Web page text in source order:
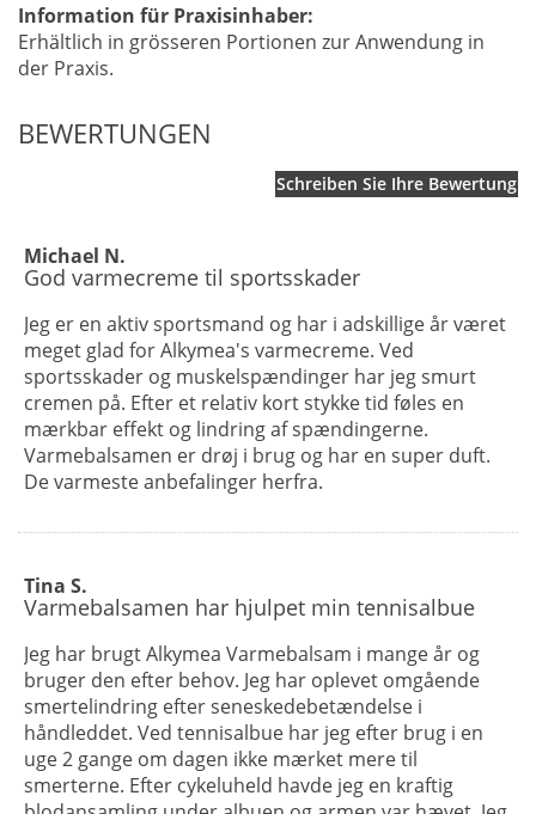
Information für Praxisinhaber:
Erhältlich in grösseren Portionen zur Anwendung in
der Praxis.
BEWERTUNGEN
Schreiben Sie Ihre Bewertung
Michael N.
God varmecreme til sportsskader
Jeg er en aktiv sportsmand og har i adskillige år været
meget glad for Alkymea's varmecreme. Ved
sportsskader og muskelspændinger har jeg smurt
cremen på. Efter et relativ kort stykke tid føles en
mærkbar effekt og lindring af spændingerne.
Varmebalsamen er drøj i brug og har en super duft.
De varmeste anbefalinger herfra.
Tina S.
Varmebalsamen har hjulpet min tennisalbue
Jeg har brugt Alkymea Varmebalsam i mange år og
bruger den efter behov. Jeg har oplevet omgående
smertelindring efter seneskedebetændelse i
håndleddet. Ved tennisalbue har jeg efter brug i en
uge 2 gange om dagen ikke mærket mere til
smerterne. Efter cykeluheld havde jeg en kraftig